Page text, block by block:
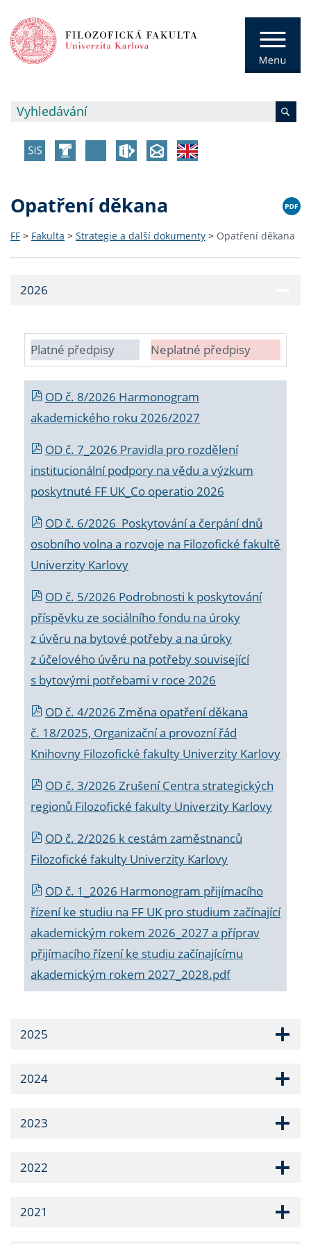
Opatření děkana
FF > Fakulta > Strategie a další dokumenty > Opatření děkana
2026
Platné předpisy Neplatné předpisy
OD č. 8/2026 Harmonogram
akademického roku 2026/2027
OD č. 7_2026 Pravidla pro rozdělení
institucionální podpory na vědu a výzkum
poskytnuté FF UK_Co operatio 2026
OD č. 6/2026 Poskytování a čerpání dnů
osobního volna a rozvoje na Filozofické fakultě
Univerzity Karlovy
OD č. 5/2026 Podrobnosti k poskytování
příspěvku ze sociálního fondu na úroky
z úvěru na bytové potřeby a na úroky
z účelového úvěru na potřeby související
s bytovými potřebami v roce 2026
OD č. 4/2026 Změna opatření děkana
č. 18/2025, Organizační a provozní řád
Knihovny Filozofické fakulty Univerzity Karlovy
OD č. 3/2026 Zrušení Centra strategických
regionů Filozofické fakulty Univerzity Karlovy
OD č. 2/2026 k cestám zaměstnanců
Filozofické fakulty Univerzity Karlovy
OD č. 1_2026 Harmonogram přijímacího
řízení ke studiu na FF UK pro studium začínající
akademickým rokem 2026_2027 a příprav
přijímacího řízení ke studiu začínajícímu
akademickým rokem 2027_2028.pdf
2025
2024
2023
2022
2021